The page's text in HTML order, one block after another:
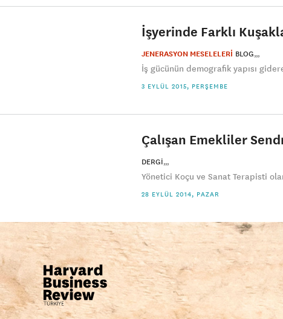
İşyerinde Farklı
JENERASYON MESELELERİ BLOG
İş gücünün demografik yapısı
3 EYLÜL 2015, PERŞEMBE
Çalışan Emekliler
DERGI
Yönetici Koçu ve Sanat Terapisti
28 EYLÜL 2014, PAZAR